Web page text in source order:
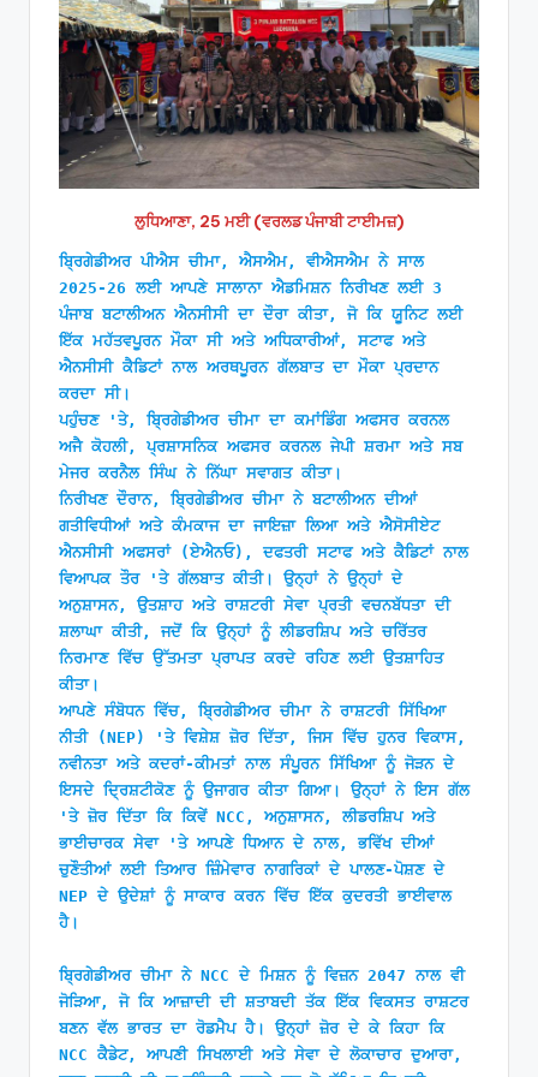
ਲੁਧਿਆਣਾ, 25 ਮਈ (ਵਰਲਡ ਪੰਜਾਬੀ ਟਾਈਮਜ਼)
ਬ੍ਰਿਗੇਡੀਅਰ ਪੀਐਸ ਚੀਮਾ, ਐਸਐਮ, ਵੀਐਸਐਮ ਨੇ ਸਾਲ
2025-26 ਲਈ ਆਪਣੇ ਸਾਲਾਨਾ ਐਡਮਿਸ਼ਨ ਨਿਰੀਖਣ ਲਈ 3
ਪੰਜਾਬ ਬਟਾਲੀਅਨ ਐਨਸੀਸੀ ਦਾ ਦੌਰਾ ਕੀਤਾ, ਜੋ ਕਿ ਯੂਨਿਟ ਲਈ
ਇੱਕ ਮਹੱਤਵਪੂਰਨ ਮੌਕਾ ਸੀ ਅਤੇ ਅਧਿਕਾਰੀਆਂ, ਸਟਾਫ ਅਤੇ
ਐਨਸੀਸੀ ਕੈਡਿਟਾਂ ਨਾਲ ਅਰਥਪੂਰਨ ਗੱਲਬਾਤ ਦਾ ਮੌਕਾ ਪ੍ਰਦਾਨ
ਕਰਦਾ ਸੀ।
ਪਹੁੰਚਣ 'ਤੇ, ਬ੍ਰਿਗੇਡੀਅਰ ਚੀਮਾ ਦਾ ਕਮਾਂਡਿੰਗ ਅਫਸਰ ਕਰਨਲ
ਅਜੈ ਕੋਹਲੀ, ਪ੍ਰਸ਼ਾਸਨਿਕ ਅਫਸਰ ਕਰਨਲ ਜੇਪੀ ਸ਼ਰਮਾ ਅਤੇ ਸਬ
ਮੇਜਰ ਕਰਨੈਲ ਸਿੰਘ ਨੇ ਨਿੱਘਾ ਸਵਾਗਤ ਕੀਤਾ।
ਨਿਰੀਖਣ ਦੌਰਾਨ, ਬ੍ਰਿਗੇਡੀਅਰ ਚੀਮਾ ਨੇ ਬਟਾਲੀਅਨ ਦੀਆਂ
ਗਤੀਵਿਧੀਆਂ ਅਤੇ ਕੰਮਕਾਜ ਦਾ ਜਾਇਜ਼ਾ ਲਿਆ ਅਤੇ ਐਸੋਸੀਏਟ
ਐਨਸੀਸੀ ਅਫਸਰਾਂ (ਏਐਨਓ), ਦਫਤਰੀ ਸਟਾਫ ਅਤੇ ਕੈਡਿਟਾਂ ਨਾਲ
ਵਿਆਪਕ ਤੌਰ 'ਤੇ ਗੱਲਬਾਤ ਕੀਤੀ। ਉਨ੍ਹਾਂ ਨੇ ਉਨ੍ਹਾਂ ਦੇ
ਅਨੁਸ਼ਾਸਨ, ਉਤਸ਼ਾਹ ਅਤੇ ਰਾਸ਼ਟਰੀ ਸੇਵਾ ਪ੍ਰਤੀ ਵਚਨਬੱਧਤਾ ਦੀ
ਸ਼ਲਾਘਾ ਕੀਤੀ, ਜਦੋਂ ਕਿ ਉਨ੍ਹਾਂ ਨੂੰ ਲੀਡਰਸ਼ਿਪ ਅਤੇ ਚਰਿੱਤਰ
ਨਿਰਮਾਣ ਵਿੱਚ ਉੱਤਮਤਾ ਪ੍ਰਾਪਤ ਕਰਦੇ ਰਹਿਣ ਲਈ ਉਤਸ਼ਾਹਿਤ
ਕੀਤਾ।
ਆਪਣੇ ਸੰਬੋਧਨ ਵਿੱਚ, ਬ੍ਰਿਗੇਡੀਅਰ ਚੀਮਾ ਨੇ ਰਾਸ਼ਟਰੀ ਸਿੱਖਿਆ
ਨੀਤੀ (NEP) 'ਤੇ ਵਿਸ਼ੇਸ਼ ਜ਼ੋਰ ਦਿੱਤਾ, ਜਿਸ ਵਿੱਚ ਹੁਨਰ ਵਿਕਾਸ,
ਨਵੀਨਤਾ ਅਤੇ ਕਦਰਾਂ-ਕੀਮਤਾਂ ਨਾਲ ਸੰਪੂਰਨ ਸਿੱਖਿਆ ਨੂੰ ਜੋੜਨ ਦੇ
ਇਸਦੇ ਦ੍ਰਿਸ਼ਟੀਕੋਣ ਨੂੰ ਉਜਾਗਰ ਕੀਤਾ ਗਿਆ। ਉਨ੍ਹਾਂ ਨੇ ਇਸ ਗੱਲ
'ਤੇ ਜ਼ੋਰ ਦਿੱਤਾ ਕਿ ਕਿਵੇਂ NCC, ਅਨੁਸ਼ਾਸਨ, ਲੀਡਰਸ਼ਿਪ ਅਤੇ
ਭਾਈਚਾਰਕ ਸੇਵਾ 'ਤੇ ਆਪਣੇ ਧਿਆਨ ਦੇ ਨਾਲ, ਭਵਿੱਖ ਦੀਆਂ
ਚੁਣੌਤੀਆਂ ਲਈ ਤਿਆਰ ਜ਼ਿੰਮੇਵਾਰ ਨਾਗਰਿਕਾਂ ਦੇ ਪਾਲਣ-ਪੋਸ਼ਣ ਦੇ
NEP ਦੇ ਉਦੇਸ਼ਾਂ ਨੂੰ ਸਾਕਾਰ ਕਰਨ ਵਿੱਚ ਇੱਕ ਕੁਦਰਤੀ ਭਾਈਵਾਲ
ਹੈ।
ਬ੍ਰਿਗੇਡੀਅਰ ਚੀਮਾ ਨੇ NCC ਦੇ ਮਿਸ਼ਨ ਨੂੰ ਵਿਜ਼ਨ 2047 ਨਾਲ ਵੀ
ਜੋੜਿਆ, ਜੋ ਕਿ ਆਜ਼ਾਦੀ ਦੀ ਸ਼ਤਾਬਦੀ ਤੱਕ ਇੱਕ ਵਿਕਸਤ ਰਾਸ਼ਟਰ
ਬਣਨ ਵੱਲ ਭਾਰਤ ਦਾ ਰੋਡਮੈਪ ਹੈ। ਉਨ੍ਹਾਂ ਜ਼ੋਰ ਦੇ ਕੇ ਕਿਹਾ ਕਿ
NCC ਕੈਡੇਟ, ਆਪਣੀ ਸਿਖਲਾਈ ਅਤੇ ਸੇਵਾ ਦੇ ਲੋਕਾਚਾਰ ਦੁਆਰਾ,